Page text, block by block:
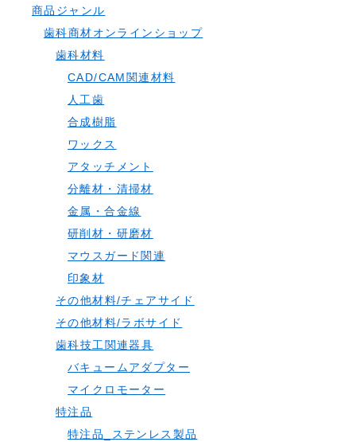
商品ジャンル
歯科商材オンラインショップ
歯科材料
CAD/CAM関連材料
人工歯
合成樹脂
ワックス
アタッチメント
分離材・清掃材
金属・合金線
研削材・研磨材
マウスガード関連
印象材
その他材料/チェアサイド
その他材料/ラボサイド
歯科技工関連器具
バキュームアダプター
マイクロモーター
特注品
特注品_ステンレス製品